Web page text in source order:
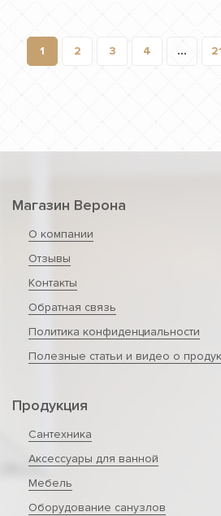
1 2 3 4 ...
Магазин Верона
О компании
Отзывы
Контакты
Обратная связь
Политика конфиденциальности
Полезные статьи и видео о
Продукция
Сантехника
Аксессуары для ванной
Мебель
Оборудование санузлов